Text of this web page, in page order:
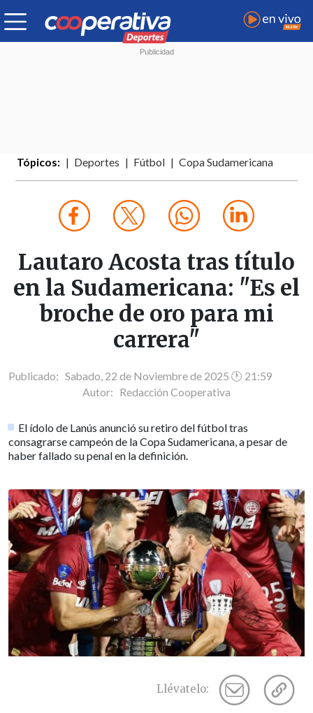
Tópicos: Deportes Fútbol Copa Sudamericana
Lautaro Acosta tras título
en la Sudamericana: "Es el
broche de oro para mi
carrera"
Publicado: Sabado, 22 de Noviembre de 2025 🕐 21:59
Autor: Redacción Cooperativa
El ídolo de Lanús anunció su retiro del fútbol tras
consagrarse campeón de la Copa Sudamericana, a pesar de
haber fallado su penal en la definición.
Llévatelo: